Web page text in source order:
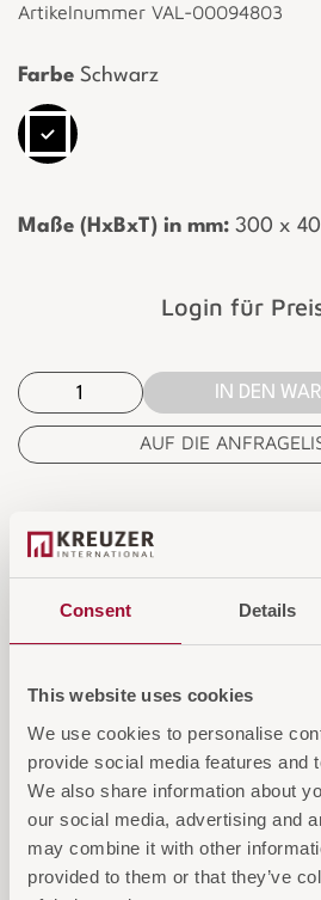
Consent Details
This website uses cookies
We use cookies to personalise
provide social media features and
We also share information about
our social media, advertising and
may combine it with other
provided to them or that they’ve
Artikelnummer VAL-00094803
Farbe Schwarz
Maße (HxBxT) in mm: 300 x
Login für
IN DEN
AUF DIE
Diese Artikel
interessieren